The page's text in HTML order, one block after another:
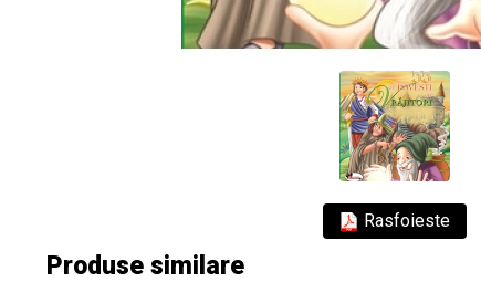
Rasfoieste
Produse similare